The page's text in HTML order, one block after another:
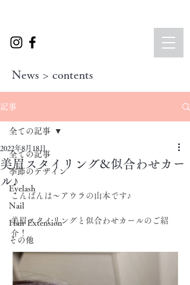
News > contents
記事
全ての記事
季節のデザイン
Eyelash
Nail
Hair Extension
その他
全ての記事
美眉スタイリング&似合わせカー
ル♪
2022年8月18日
こんばんは～アウラの山本です♪
美眉スタイリングと似合わせカールのご紹
介！